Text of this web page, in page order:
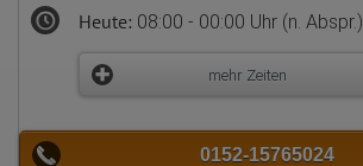
Heute: 08:00 - 00:00 Uhr (n. Abspr.)
mehr Zeiten
0152-15765024